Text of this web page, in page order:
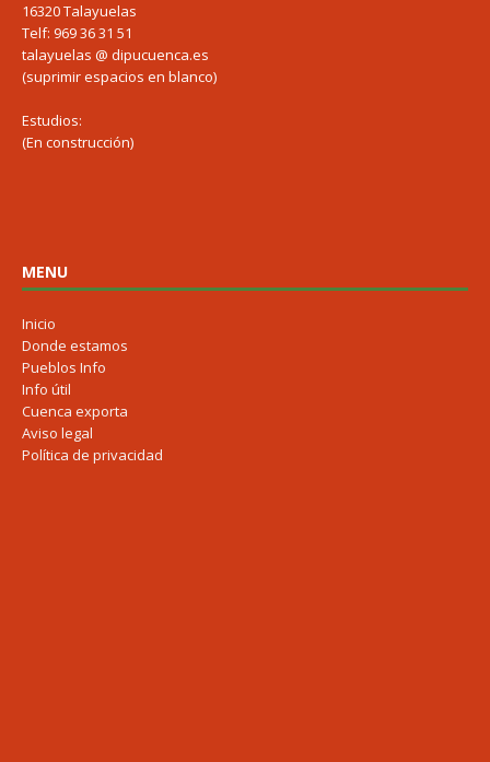
16320 Talayuelas
Telf: 969 36 31 51
talayuelas @ dipucuenca.es
(suprimir espacios en blanco)
Estudios:
(En construcción)
MENU
Inicio
Donde estamos
Pueblos Info
Info útil
Cuenca exporta
Aviso legal
Política de privacidad